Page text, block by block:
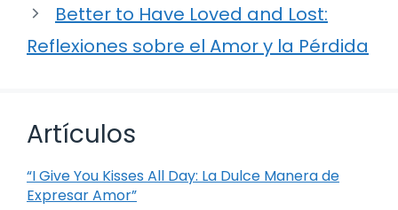
Better to Have Loved and Lost:
Reflexiones sobre el Amor y la Pérdida
Artículos
“I Give You Kisses All Day: La Dulce Manera de
Expresar Amor”